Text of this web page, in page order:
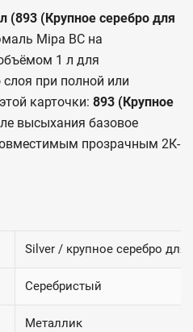
(893 (Крупное серебро для
Mipa BC на
1 л для
при полной или
карточки: 893 (Крупное
высыхания базовое
прозрачным 2К-
Silver / крупное серебро для
Серебристый
Металлик